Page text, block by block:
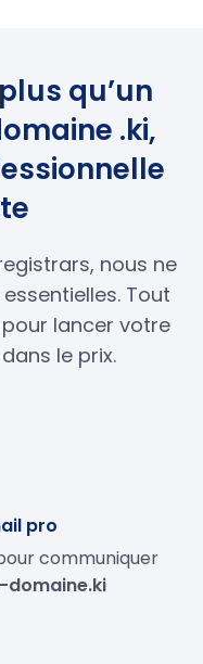
qu’un
.ki,
nous ne
Tout
lancer votre
le prix.
pro
communiquer